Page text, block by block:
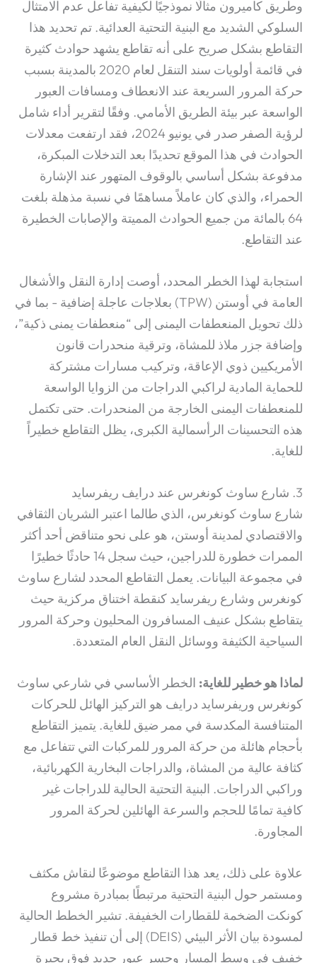
وطريق كاميرون مثالًا نموذجيًا لكيفية تفاعل عدم الامتثال
السلوكي الشديد مع البنية التحتية العدائية. تم تحديد هذا
التقاطع بشكل صريح على أنه تقاطع يشهد حوادث كثيرة
في قائمة أولويات سند التنقل لعام 2020 بالمدينة بسبب
حركة المرور السريعة عند الانعطاف ومسافات العبور
الواسعة عبر بيئة الطريق الأمامي. وفقًا لتقرير أداء شامل
لرؤية الصفر صدر في يونيو 2024، فقد ارتفعت معدلات
الحوادث في هذا الموقع تحديدًا بعد التدخلات المبكرة،
مدفوعة بشكل أساسي بالوقوف المتهور عند الإشارة
الحمراء، والذي كان عاملاً مساهمًا في نسبة مذهلة بلغت
64 بالمائة من جميع الحوادث المميتة والإصابات الخطيرة
عند التقاطع.
استجابة لهذا الخطر المحدد، أوصت إدارة النقل والأشغال
العامة في أوستن (TPW) بعلاجات عاجلة إضافية - بما في
ذلك تحويل المنعطفات اليمنى إلى “منعطفات يمنى ذكية”،
وإضافة جزر ملاذ للمشاة، وترقية منحدرات قانون
الأمريكيين ذوي الإعاقة، وتركيب مسارات مشتركة
للحماية المادية لراكبي الدراجات من الزوايا الواسعة
للمنعطفات اليمنى الخارجة من المنحدرات. حتى تكتمل
هذه التحسينات الرأسمالية الكبرى، يظل التقاطع خطيراً
للغاية.
3. شارع ساوث كونغرس عند درايف ريفرسايد
شارع ساوث كونغرس، الذي طالما اعتبر الشريان الثقافي
والاقتصادي لمدينة أوستن، هو على نحو متناقض أحد أكثر
الممرات خطورة للدراجين، حيث سجل 14 حادثًا خطيرًا
في مجموعة البيانات. يعمل التقاطع المحدد لشارع ساوث
كونغرس وشارع ريفرسايد كنقطة اختناق مركزية حيث
يتقاطع بشكل عنيف المسافرون المحليون وحركة المرور
السياحية الكثيفة ووسائل النقل العام المتعددة.
لماذا هو خطير للغاية: الخطر الأساسي في شارعي ساوث
كونغرس وريفرسايد درايف هو التركيز الهائل للحركات
المتنافسة المكدسة في ممر ضيق للغاية. يتميز التقاطع
بأحجام هائلة من حركة المرور للمركبات التي تتفاعل مع
كثافة عالية من المشاة، والدراجات البخارية الكهربائية،
وراكبي الدراجات. البنية التحتية الحالية للدراجات غير
كافية تمامًا للحجم والسرعة الهائلين لحركة المرور
المجاورة.
علاوة على ذلك، يعد هذا التقاطع موضوعًا لنقاش مكثف
ومستمر حول البنية التحتية مرتبطًا بمبادرة مشروع
كونكت الضخمة للقطارات الخفيفة. تشير الخطط الحالية
لمسودة بيان الأثر البيئي (DEIS) إلى أن تنفيذ خط قطار
خفيف في وسط المسار وجسر عبور جديد فوق بحيرة